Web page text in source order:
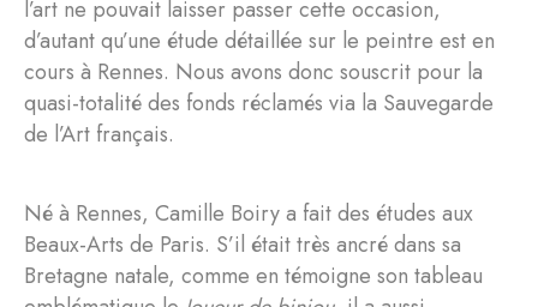
l’art ne pouvait laisser passer cette occasion,
d’autant qu’une étude détaillée sur le peintre est en
cours à Rennes. Nous avons donc souscrit pour la
quasi-totalité des fonds réclamés via la Sauvegarde
de l’Art français.
Né à Rennes, Camille Boiry a fait des études aux
Beaux-Arts de Paris. S’il était très ancré dans sa
Bretagne natale, comme en témoigne son tableau